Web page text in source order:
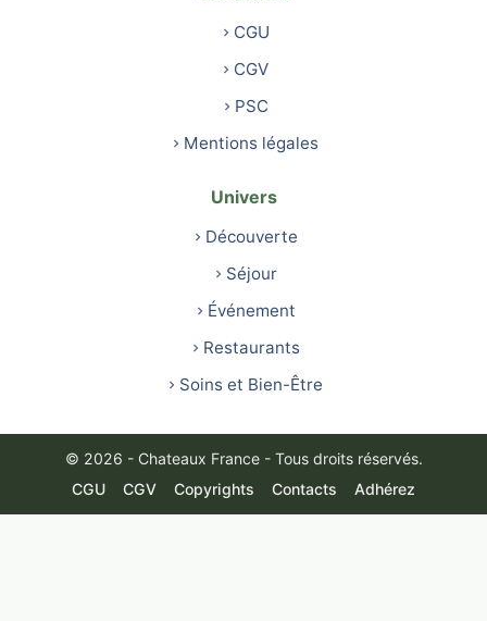
CGU
CGV
PSC
Mentions légales
Univers
Découverte
Séjour
Événement
Restaurants
Soins et Bien-Être
© 2026 - Chateaux France - Tous droits réservés.
CGU
CGV Copyrights Contacts Adhérez